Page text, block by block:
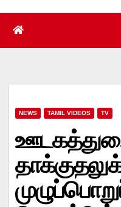
NEWS TAMIL VIDEOS TV